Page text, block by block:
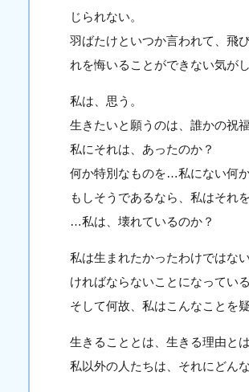
じられない。
羽ばたけといつか言われて、飛
れを悔いることができない気が
私は、思う。
生きたいと願うのは、誰かの祝
私にそれは、あったのか？
何か特別なものを…私にない何
もしそうであるなら、私はそれ
…私は、壊れているのか？
私は生まれたかったわけではな
ければならないことになってい
そして何故、私はこんなことを
生きることとは、生きる理由と
私以外の人たちは、それにどん